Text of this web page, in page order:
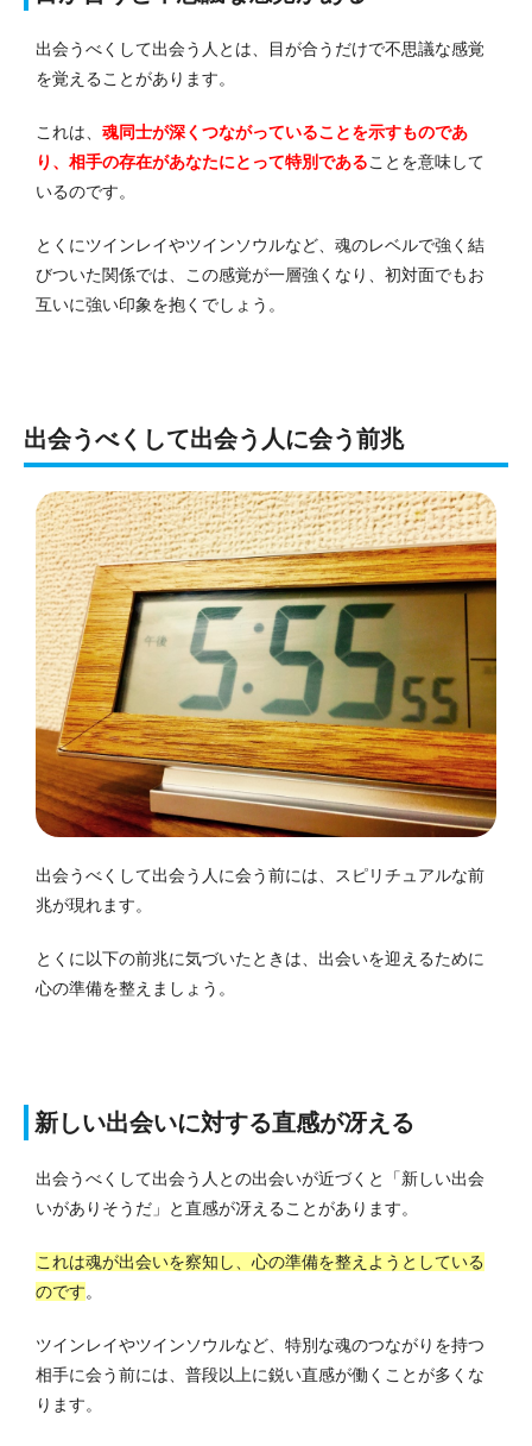
出会うべくして出会う人とは、目が合うだけで不思議な感覚
を覚えることがあります。
これは、 魂同士が深くつながっていることを示すものであ
り、 相手の存在があなたにとって特別であることを意味して
いるのです。
とくにツインレイやツインソウルなど、魂のレベルで強く結
びついた関係では、この感覚が一層強くなり、初対面でもお
互いに強い印象を抱くでしょう。
出会うべくして出会う人に会う前兆
出会うべくして出会う人に会う前には、スピリチュアルな前
兆が現れます。
とくに以下の前兆に気づいたときは、出会いを迎えるために
心の準備を整えましょう。
新しい出会いに対する直感が冴える
出会うべくして出会う人との出会いが近づくと「新しい出会
いがありそうだ」と直感が冴えることがあります。
これは魂が出会いを察知し、心の準備を整えようとしている
のです。
ツインレイやツインソウルなど、特別な魂のつながりを持つ
相手に会う前には、普段以上に鋭い直感が働くことが多くな
ります。